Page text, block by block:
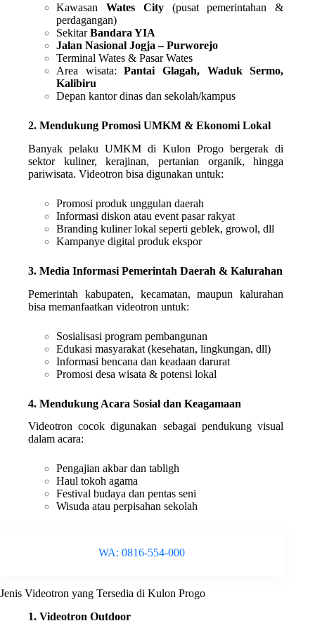
Kawasan Wates City(pusat pemerintahan &
perdagangan)
SekitarBandara YIA
Jalan Nasional Jogja – Purworejo
Terminal Wates & Pasar Wates
Area wisata:Pantai Glagah, Waduk Sermo,
Kalibiru
Depan kantor dinas dan sekolah/kampus
2. Mendukung Promosi UMKM & Ekonomi Lokal
Banyak pelaku UMKM di Kulon Progo bergerak di
sektor kuliner, kerajinan, pertanian organik, hingga
pariwisata. Videotron bisa digunakan untuk:
Promosi produk unggulan daerah
Informasi diskon atau event pasar rakyat
Branding kuliner lokal seperti geblek, growol, dll
Kampanye digital produk ekspor
3. Media Informasi Pemerintah Daerah & Kalurahan
Pemerintah kabupaten, kecamatan, maupun kalurahan
bisa memanfaatkan videotron untuk:
Sosialisasi program pembangunan
Edukasi masyarakat (kesehatan, lingkungan, dll)
Informasi bencana dan keadaan darurat
Promosi desa wisata & potensi lokal
4. Mendukung Acara Sosial dan Keagamaan
Videotron cocok digunakan sebagai pendukung visual
dalam acara:
Pengajian akbar dan tabligh
Haul tokoh agama
Festival budaya dan pentas seni
Wisuda atau perpisahan sekolah
WA: 0816-554-000
Jenis Videotron yang Tersedia di Kulon Progo
1. Videotron Outdoor